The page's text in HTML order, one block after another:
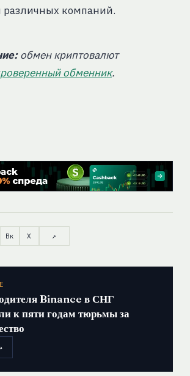
различных компаний.
обмен криптовалют
обменник.
Вк X ↗
Binance в СНГ
к пяти годам тюрьмы за